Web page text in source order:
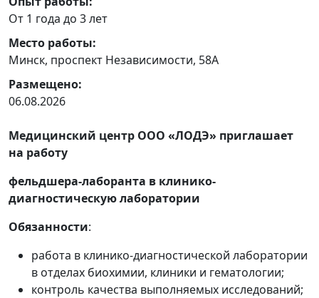
От 1 года до 3 лет
Место работы:
Минск, проспект Независимости, 58А
Размещено:
06.08.2026
Медицинский центр ООО «ЛОДЭ» приглашает
на работу
фельдшера-лаборанта в клинико-
диагностическую лаборатории
Обязанности:
работа в клинико-диагностической лаборатории
в отделах биохимии, клиники и гематологии;
контроль качества выполняемых исследований;
Производственный календарь
Документы для ЗАГСа
Самолеты